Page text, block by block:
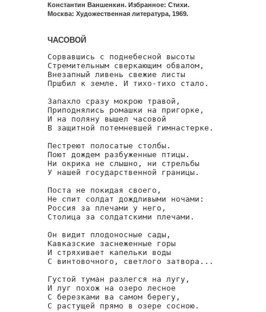
Константин Ваншенкин. Избранное: Стихи.
Москва: Художественная литература, 1969.
ЧАСОВОЙ
Сорвавшись с поднебесной высоты
Стремительным сверкающим обвалом,
Внезапный ливень свежие листы
Пршбил к земле. И тихо-тихо стало.
Запахло сразу мокрою травой,
Приподнялись ромашки на пригорке,
И на поляну вышел часовой
В защитной потемневшей гимнастерке.
Пестреют полосатые столбы.
Поют дождем разбуженные птицы.
Ни окрика не слышно, ни стрельбы
У нашей государственной границы.
Поста не покидая своего,
Не спит солдат дождливыми ночами:
Россия за плечами у него,
Столица за солдатскими плечами.
Он видит плодоносные сады,
Кавказские заснеженные горы
И стряхивает капельки воды
С винтовочного, светлого затвора...
Густой туман разлегся на лугу,
И луг похож на озеро лесное
С березками ва самом берегу,
С растущей прямо в озере сосною.